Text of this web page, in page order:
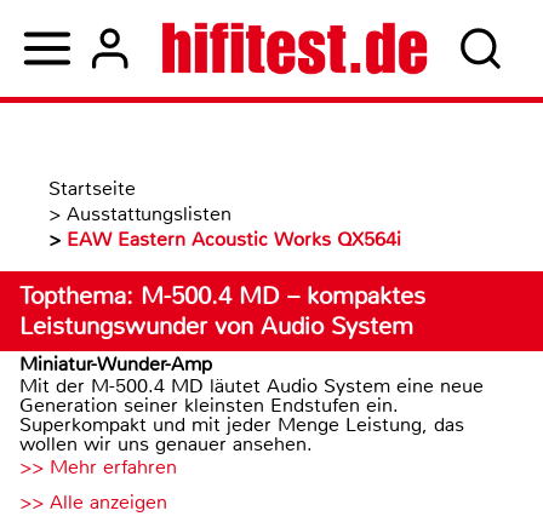
Startseite
> Ausstattungslisten
> EAW Eastern Acoustic Works QX564i
Topthema: M-500.4 MD – kompaktes
Leistungswunder von Audio System
Miniatur-Wunder-Amp
Mit der M-500.4 MD läutet Audio System eine neue
Generation seiner kleinsten Endstufen ein.
Superkompakt und mit jeder Menge Leistung, das
wollen wir uns genauer ansehen.
>> Mehr erfahren
>> Alle anzeigen